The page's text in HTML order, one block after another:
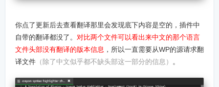
你点了更新后去查看翻译那里会发现底下内容是空的，插件中
自带的翻译都没了。 对比两个文件可以看出来中文的那个语言
文件头部没有翻译的版本信息 ，所以一直需要从WP的源请求翻
译文件 （除了中文似乎都不缺头部这一部分的信息） 。